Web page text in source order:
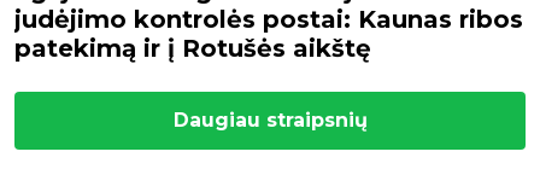
judėjimo kontrolės postai: Kaunas ribos
patekimą ir į Rotušės aikštę
Daugiau straipsnių